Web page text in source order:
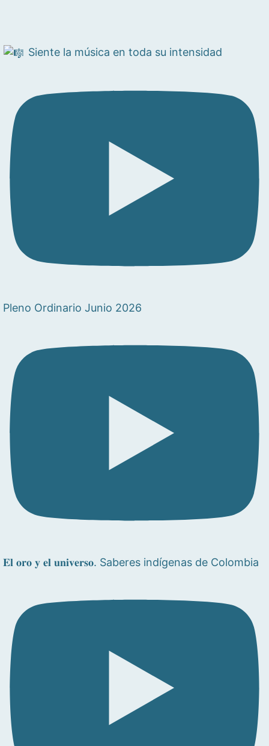
Siente la música en toda su intensidad
Pleno Ordinario Junio 2026
𝐄𝐥 𝐨𝐫𝐨 𝐲 𝐞𝐥 𝐮𝐧𝐢𝐯𝐞𝐫𝐬𝐨. Saberes indígenas de Colombia